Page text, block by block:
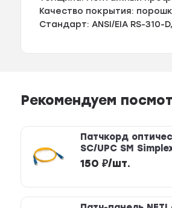
Качество покрытия:
Стандарт: ANSI/EIA RS-310-
Рекомендуем
Патчкорд
SC/UPC SM
150 ₽/шт.